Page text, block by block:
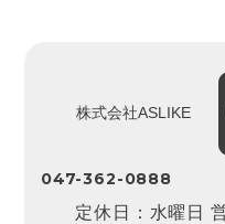
株式会社ASLIKE
047-362-0888
定休日：水曜日